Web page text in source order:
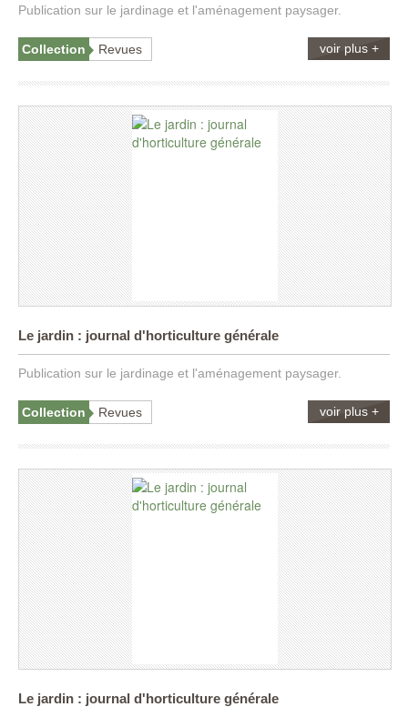
Publication sur le jardinage et l'aménagement paysager.
Collection Revues voir plus +
Le jardin : journal d'horticulture générale
Publication sur le jardinage et l'aménagement paysager.
Collection Revues voir plus +
Le jardin : journal d'horticulture générale